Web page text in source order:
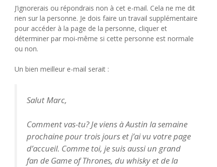
J’ignorerais ou répondrais non à cet e-mail. Cela ne me dit
rien sur la personne. Je dois faire un travail supplémentaire
pour accéder à la page de la personne, cliquer et
déterminer par moi-même si cette personne est normale
ou non.
Un bien meilleur e-mail serait :
Salut Marc,
Comment vas-tu? Je viens à Austin la semaine
prochaine pour trois jours et j’ai vu votre page
d’accueil. Comme toi, je suis aussi un grand
fan de Game of Thrones, du whisky et de la